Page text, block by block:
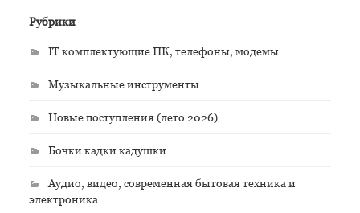
Рубрики
IT комплектующие ПК, телефоны, модемы
Музыкальные инструменты
Новые поступления (лето 2026)
Бочки кадки кадушки
Аудио, видео, современная бытовая техника и
электроника